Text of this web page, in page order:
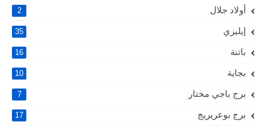
أولاد جلال 2
إيليزي 35
باتنة 16
بجاية 10
برج باجي مختار 7
برج بوعريريج 17